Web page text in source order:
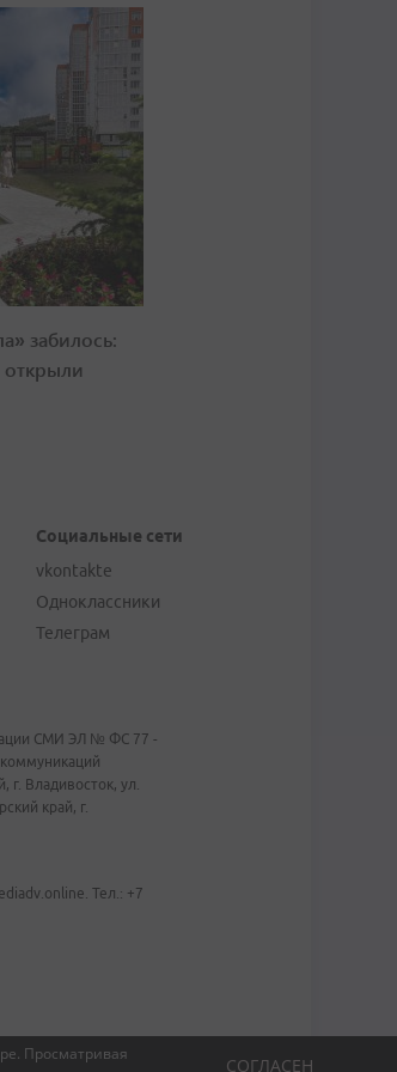
Просматривая
СОГЛАСЕН
забилось:
открыли
Социальные сети
vkontakte
Одноклассники
Телеграм
СМИ ЭЛ № ФС 77 -
Владивосток, ул.
край, г.
Тел.: +7